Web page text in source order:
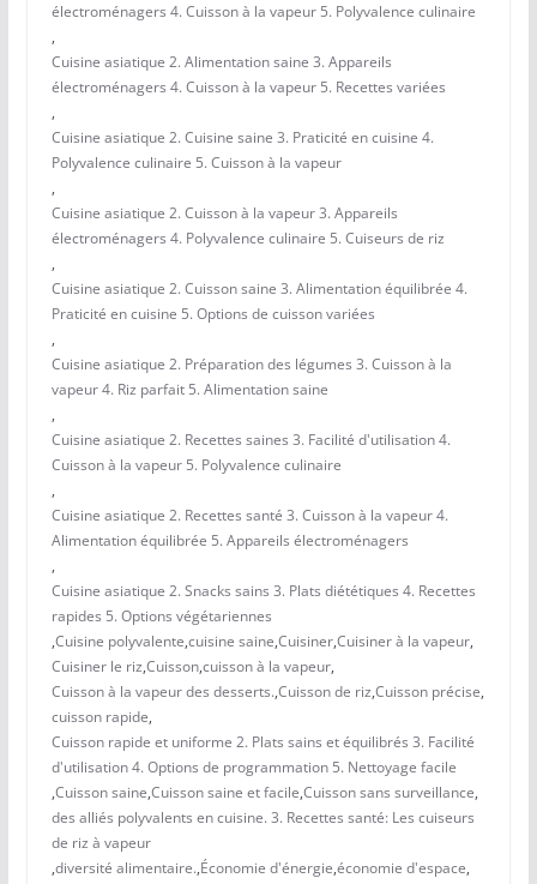
électroménagers 4. Cuisson à la vapeur 5. Polyvalence culinaire
,
Cuisine asiatique 2. Alimentation saine 3. Appareils
électroménagers 4. Cuisson à la vapeur 5. Recettes variées
,
Cuisine asiatique 2. Cuisine saine 3. Praticité en cuisine 4.
Polyvalence culinaire 5. Cuisson à la vapeur
,
Cuisine asiatique 2. Cuisson à la vapeur 3. Appareils
électroménagers 4. Polyvalence culinaire 5. Cuiseurs de riz
,
Cuisine asiatique 2. Cuisson saine 3. Alimentation équilibrée 4.
Praticité en cuisine 5. Options de cuisson variées
,
Cuisine asiatique 2. Préparation des légumes 3. Cuisson à la
vapeur 4. Riz parfait 5. Alimentation saine
,
Cuisine asiatique 2. Recettes saines 3. Facilité d'utilisation 4.
Cuisson à la vapeur 5. Polyvalence culinaire
,
Cuisine asiatique 2. Recettes santé 3. Cuisson à la vapeur 4.
Alimentation équilibrée 5. Appareils électroménagers
,
Cuisine asiatique 2. Snacks sains 3. Plats diététiques 4. Recettes
rapides 5. Options végétariennes
,Cuisine polyvalente,cuisine saine,Cuisiner,Cuisiner à la vapeur,
Cuisiner le riz,Cuisson,cuisson à la vapeur,
Cuisson à la vapeur des desserts.,Cuisson de riz,Cuisson précise,
cuisson rapide,
Cuisson rapide et uniforme 2. Plats sains et équilibrés 3. Facilité
d'utilisation 4. Options de programmation 5. Nettoyage facile
,Cuisson saine,Cuisson saine et facile,Cuisson sans surveillance,
des alliés polyvalents en cuisine. 3. Recettes santé: Les cuiseurs
de riz à vapeur
,diversité alimentaire.,Économie d'énergie,économie d'espace,